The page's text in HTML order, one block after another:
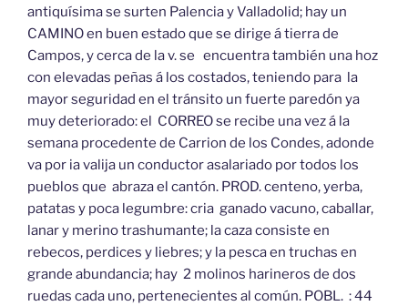
antiquísima se surten Palencia y Valladolid; hay un
CAMINO en buen estado que se dirige á tierra de
Campos, y cerca de la v. se encuentra también una hoz
con elevadas peñas á los costados, teniendo para la
mayor seguridad en el tránsito un fuerte paredón ya
muy deteriorado: el CORREO se recibe una vez á la
semana procedente de Carrion de los Condes, adonde
va por ia valija un conductor asalariado por todos los
pueblos que abraza el cantón. PROD. centeno, yerba,
patatas y poca legumbre: cria ganado vacuno, caballar,
lanar y merino trashumante; la caza consiste en
rebecos, perdices y liebres; y la pesca en truchas en
grande abundancia; hay 2 molinos harineros de dos
ruedas cada uno, pertenecientes al común. POBL. : 44